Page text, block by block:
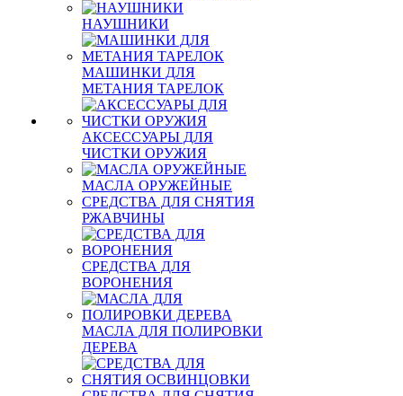
НАУШНИКИ
МАШИНКИ ДЛЯ
МЕТАНИЯ ТАРЕЛОК
АКСЕССУАРЫ ДЛЯ
ЧИСТКИ ОРУЖИЯ
МАСЛА ОРУЖЕЙНЫЕ
СРЕДСТВА ДЛЯ СНЯТИЯ
РЖАВЧИНЫ
СРЕДСТВА ДЛЯ
ВОРОНЕНИЯ
МАСЛА ДЛЯ ПОЛИРОВКИ
ДЕРЕВА